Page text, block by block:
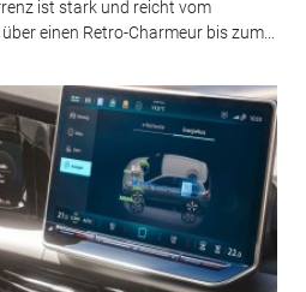
ist stark und reicht vom
einen Retro-Charmeur bis zum...